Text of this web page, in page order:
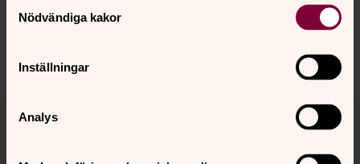
Nödvändiga kakor
Inställningar
Analys
Sociala kanaler